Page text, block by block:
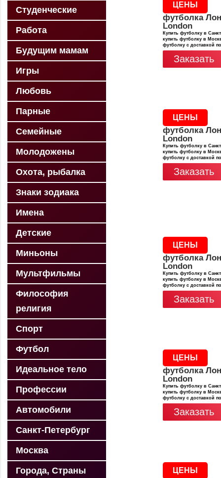
Студенческие
Работа
Будущим мамам
Игры
Любовь
Парные
Семейные
Молодожены
Охота, рыбалка
Знаки зодиака
Имена
Детские
Миньоны
Мультфильмы
Философия
религия
Спорт
Футбол
Идеальное тело
Профессии
Автомобили
Санкт-Петербург
Москва
Города, Страны
ЦЕНЫ
футболка
London
Купить футболку в
купить футболку в
футболку с доставкой
Заказать
ЦЕНЫ
футболка
London
Купить футболку в
купить футболку в
футболку с доставкой
Заказать
ЦЕНЫ
футболка
London
Купить футболку в
купить футболку в
футболку с доставкой
Заказать
ЦЕНЫ
футболка
London
Купить футболку в
купить футболку в
футболку с доставкой
Заказать
ЦЕНЫ